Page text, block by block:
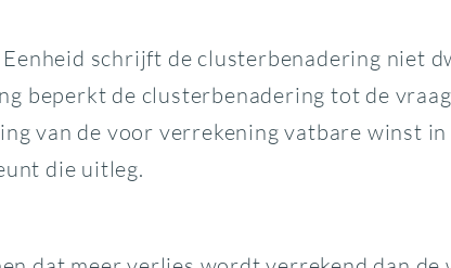
schrijft de clusterbenadering niet
beperkt de clusterbenadering tot de
van de voor verrekening vatbare winst
die uitleg.